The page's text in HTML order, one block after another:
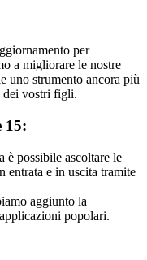
per
a migliorare le nostre
uno strumento ancora più
dei vostri figli.
15:
è possibile ascoltare le
entrata e in uscita tramite
aggiunto la
popolari.